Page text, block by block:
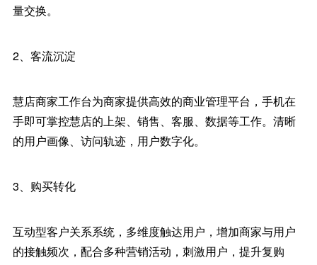
量交换。
2、客流沉淀
慧店商家工作台为商家提供高效的商业管理平台，手机在
手即可掌控慧店的上架、销售、客服、数据等工作。清晰
的用户画像、访问轨迹，用户数字化。
3、购买转化
互动型客户关系系统，多维度触达用户，增加商家与用户
的接触频次，配合多种营销活动，刺激用户，提升复购